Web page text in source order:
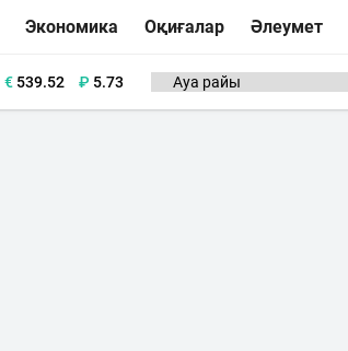
Экономика Оқиғалар Әлеумет
€539.52 ₽ 5.73